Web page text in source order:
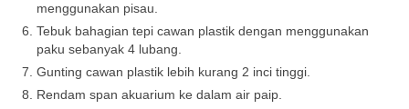
menggunakan pisau.
Tebuk bahagian tepi cawan plastik dengan menggunakan
paku sebanyak 4 lubang.
Gunting cawan plastik lebih kurang 2 inci tinggi.
Rendam span akuarium ke dalam air paip.